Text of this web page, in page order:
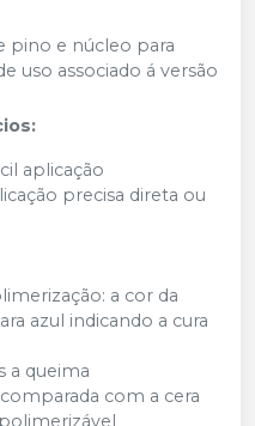
pino e núcleo para
uso associado á versão
aplicação
precisa direta ou
a cor da
azul indicando a cura
a queima
com a cera